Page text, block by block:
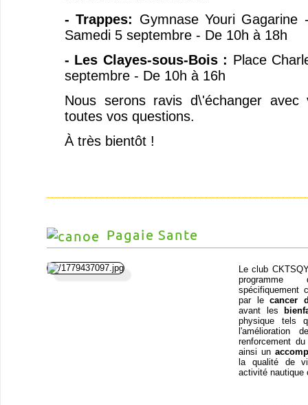
- Trappes: Gymnase Youri
Samedi 5 septembre - De 10h à 18h
- Les Clayes-sous-Bois : Place
septembre - De 10h à 16h
Nous serons ravis d\'échanger
toutes vos questions.
À très bientôt !
Pagaie Sante
Le club
spécifiquement
par lecancer
avant les
physique tels
l'amélioration
renforcement
ainsi un
la qualité de
activité nautique